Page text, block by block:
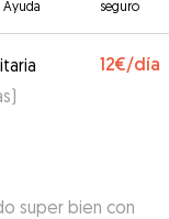
Ayuda
seguro
12€/día
)
super bien con